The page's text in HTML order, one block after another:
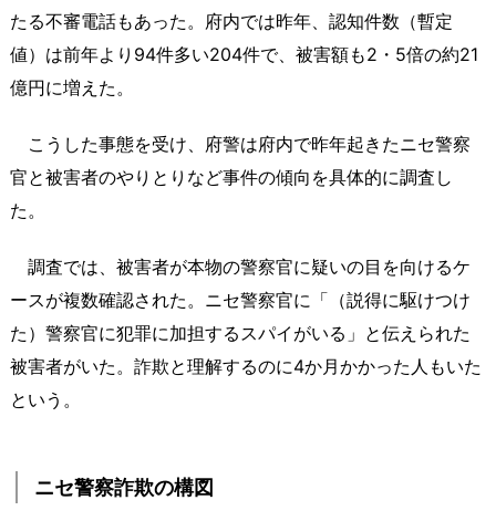
たる不審電話もあった。府内では昨年、認知件数（暫定
値）は前年より94件多い204件で、被害額も2・5倍の約21
億円に増えた。
こうした事態を受け、府警は府内で昨年起きたニセ警察
官と被害者のやりとりなど事件の傾向を具体的に調査し
た。
調査では、被害者が本物の警察官に疑いの目を向けるケ
ースが複数確認された。ニセ警察官に「（説得に駆けつけ
た）警察官に犯罪に加担するスパイがいる」と伝えられた
被害者がいた。詐欺と理解するのに4か月かかった人もいた
という。
ニセ警察詐欺の構図